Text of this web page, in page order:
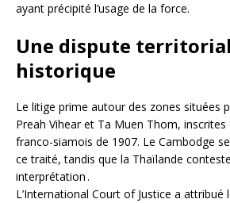
ayant précipité l’usage de la force.
Une dispute
historique
Le litige prime autour des zones situées
Preah Vihear et Ta Muen Thom,
franco-siamois de 1907. Le Cambodge
ce traité, tandis que la Thaïlande
interprétation .
L’International Court of Justice a attribué